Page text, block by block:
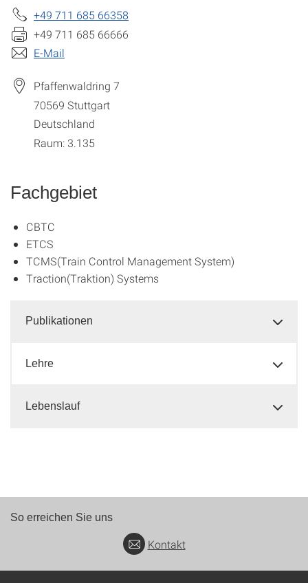
+49 711 685 66358
+49 711 685 66666
E-Mail
Pfaffenwaldring 7
70569 Stuttgart
Deutschland
Raum: 3.135
Fachgebiet
CBTC
ETCS
TCMS(Train Control Management System)
Traction(Traktion) Systems
Publikationen
Lehre
Lebenslauf
So erreichen Sie uns
Kontakt